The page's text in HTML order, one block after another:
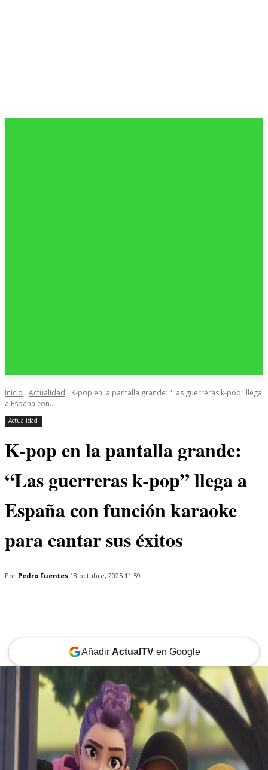
Inicio Actualidad
K-pop en la pantalla grande: "Las guerreras k-pop" llega
a España con...
Actualidad
K-pop en la pantalla grande:
“Las guerreras k-pop” llega a
España con función karaoke
para cantar sus éxitos
Por Pedro Fuentes 18 octubre, 2025 11:59
Añadir ActualTVen Google